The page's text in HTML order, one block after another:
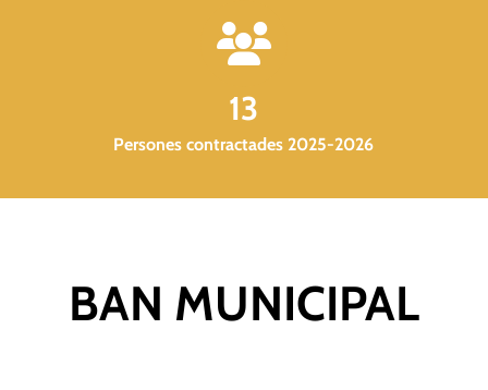
13
Persones contractades 2025-2026
BAN MUNICIPAL